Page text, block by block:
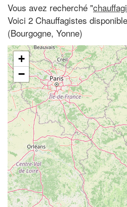
Vous avez recherché "
Voici 2 Chauffagistes
(Bourgogne, Yonne)
+
−